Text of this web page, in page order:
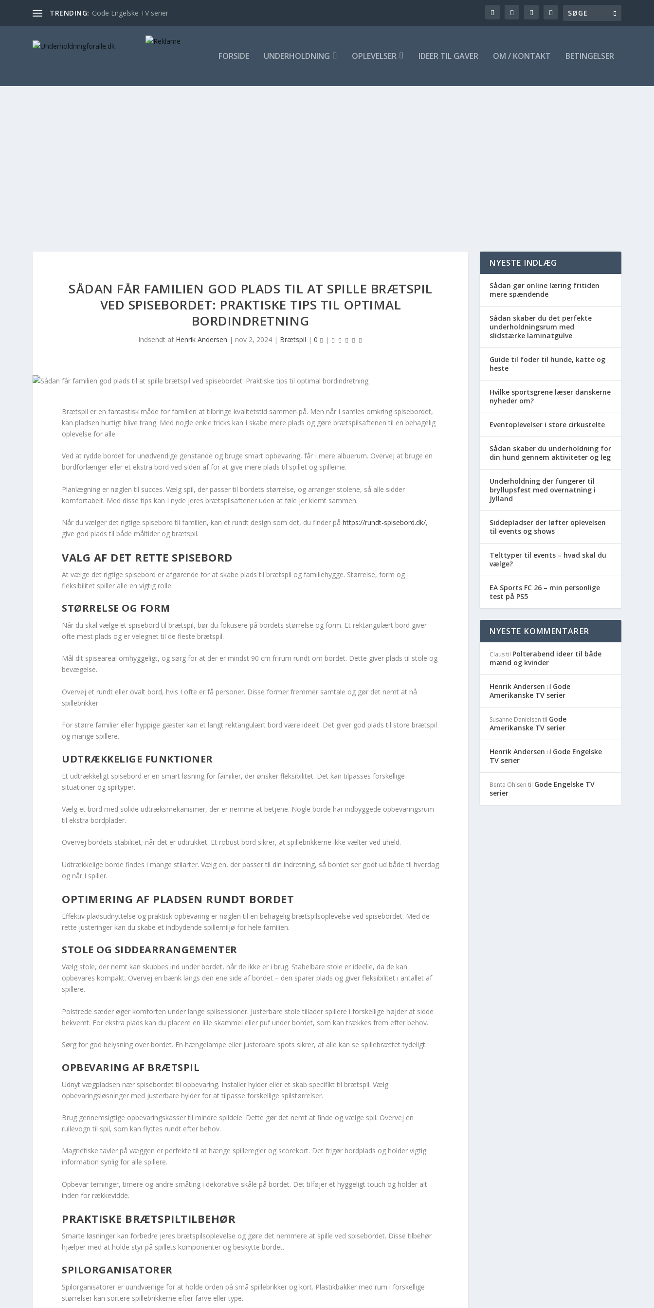
TRENDING: Gode Engelske TV serier
FORSIDE UNDERHOLDNING OPLEVELSER IDEER TIL GAVER OM / KONTAKT BETINGELSER
SÅDAN FÅR FAMILIEN GOD PLADS TIL AT SPILLE BRÆTSPIL
VED SPISEBORDET: PRAKTISKE TIPS TIL OPTIMAL
BORDINDRETNING
Indsendt af Henrik Andersen | nov 2, 2024| Brætspil | 0 |
Brætspil er en fantastisk måde for familien at tilbringe kvalitetstid sammen på. Men når I samles omkring spisebordet,
kan pladsen hurtigt blive trang. Med nogle enkle tricks kan I skabe mere plads og gøre brætspilsaftenen til en behagelig
oplevelse for alle.
Ved at rydde bordet for unødvendige genstande og bruge smart opbevaring, får I mere albuerum. Overvej at bruge en
bordforlænger eller et ekstra bord ved siden af for at give mere plads til spillet og spillerne.
Planlægning er nøglen til succes. Vælg spil, der passer til bordets størrelse, og arranger stolene, så alle sidder
komfortabelt. Med disse tips kan I nyde jeres brætspilsaftener uden at føle jer klemt sammen.
Når du vælger det rigtige spisebord til familien, kan et rundt design som det, du finder påhttps://rundt-spisebord.dk/,
give god plads til både måltider og brætspil.
VALG AF DET RETTE SPISEBORD
At vælge det rigtige spisebord er afgørende for at skabe plads til brætspil og familiehygge. Størrelse, form og
fleksibilitet spiller alle en vigtig rolle.
STØRRELSE OG FORM
Når du skal vælge et spisebord til brætspil, bør du fokusere på bordets størrelse og form. Et rektangulært bord giver
ofte mest plads og er velegnet til de fleste brætspil.
Mål dit spiseareal omhyggeligt, og sørg for at der er mindst 90 cm frirum rundt om bordet. Dette giver plads til stole og
bevægelse.
Overvej et rundt eller ovalt bord, hvis I ofte er få personer. Disse former fremmer samtale og gør det nemt at nå
spillebrikker.
For større familier eller hyppige gæster kan et langt rektangulært bord være ideelt. Det giver god plads til store brætspil
og mange spillere.
UDTRÆKKELIGE FUNKTIONER
Et udtrækkeligt spisebord er en smart løsning for familier, der ønsker fleksibilitet. Det kan tilpasses forskellige
situationer og spiltyper.
Vælg et bord med solide udtræksmekanismer, der er nemme at betjene. Nogle borde har indbyggede opbevaringsrum
til ekstra bordplader.
Overvej bordets stabilitet, når det er udtrukket. Et robust bord sikrer, at spillebrikkerne ikke vælter ved uheld.
Udtrækkelige borde findes i mange stilarter. Vælg en, der passer til din indretning, så bordet ser godt ud både til hverdag
og når I spiller.
OPTIMERING AF PLADSEN RUNDT BORDET
Effektiv pladsudnyttelse og praktisk opbevaring er nøglen til en behagelig brætspilsoplevelse ved spisebordet. Med de
rette justeringer kan du skabe et indbydende spillemiljø for hele familien.
STOLE OG SIDDEARRANGEMENTER
Vælg stole, der nemt kan skubbes ind under bordet, når de ikke er i brug. Stabelbare stole er ideelle, da de kan
opbevares kompakt. Overvej en bænk langs den ene side af bordet – den sparer plads og giver fleksibilitet i antallet af
spillere.
Polstrede sæder øger komforten under lange spilsessioner. Justerbare stole tillader spillere i forskellige højder at sidde
bekvemt. For ekstra plads kan du placere en lille skammel eller puf under bordet, som kan trækkes frem efter behov.
Sørg for god belysning over bordet. En hængelampe eller justerbare spots sikrer, at alle kan se spillebrættet tydeligt.
OPBEVARING AF BRÆTSPIL
Udnyt vægpladsen nær spisebordet til opbevaring. Installer hylder eller et skab specifikt til brætspil. Vælg
opbevaringsløsninger med justerbare hylder for at tilpasse forskellige spilstørrelser.
Brug gennemsigtige opbevaringskasser til mindre spildele. Dette gør det nemt at finde og vælge spil. Overvej en
rullevogn til spil, som kan flyttes rundt efter behov.
Magnetiske tavler på væggen er perfekte til at hænge spilleregler og scorekort. Det frigør bordplads og holder vigtig
information synlig for alle spillere.
Opbevar terninger, timere og andre småting i dekorative skåle på bordet. Det tilføjer et hyggeligt touch og holder alt
inden for rækkevidde.
PRAKTISKE BRÆTSPILTILBEHØR
Smarte løsninger kan forbedre jeres brætspilsoplevelse og gøre det nemmere at spille ved spisebordet. Disse tilbehør
hjælper med at holde styr på spillets komponenter og beskytte bordet.
SPILORGANISATORER
Spilorganisatorer er uundværlige for at holde orden på små spillebrikker og kort. Plastikbakker med rum i forskellige
størrelser kan sortere spillebrikkerne efter farve eller type.
NYESTE INDLÆG
Sådan gør online læring fritiden
mere spændende
Sådan skaber du det perfekte
underholdningsrum med
slidstærke laminatgulve
Guide til foder til hunde, katte og
heste
Hvilke sportsgrene læser danskerne
nyheder om?
Eventoplevelser i store cirkustelte
Sådan skaber du underholdning for
din hund gennem aktiviteter og leg
Underholdning der fungerer til
bryllupsfest med overnatning i
Jylland
Siddepladser der løfter oplevelsen
til events og shows
Telttyper til events – hvad skal du
vælge?
EA Sports FC 26 – min personlige
test på PS5
NYESTE KOMMENTARER
Claustil Polterabend ideer til både
mænd og kvinder
Henrik Andersen til Gode
Amerikanske TV serier
Susanne Danielsen til Gode
Amerikanske TV serier
Henrik Andersen til Gode Engelske
TV serier
Bente Ohlsen til Gode Engelske TV
serier